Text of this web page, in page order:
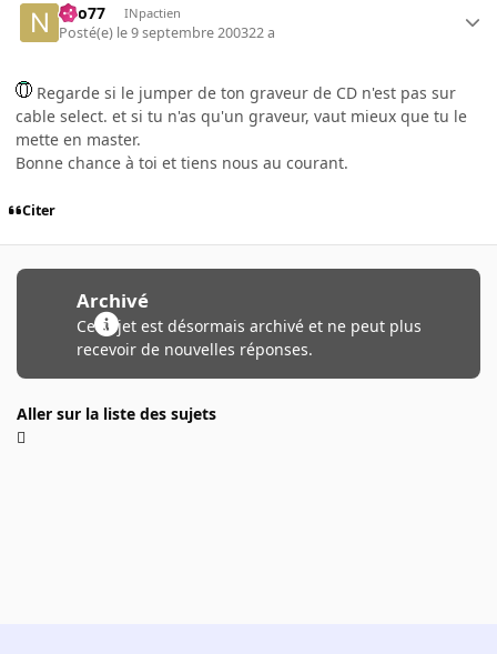
neo77 INpactien
Posté(e) le 9 septembre 200322 a
Regarde si le jumper de ton graveur de CD n'est pas sur
cable select. et si tu n'as qu'un graveur, vaut mieux que tu le
mette en master.
Bonne chance à toi et tiens nous au courant.
Citer
Archivé
Ce sujet est désormais archivé et ne peut plus
recevoir de nouvelles réponses.
Aller sur la liste des sujets